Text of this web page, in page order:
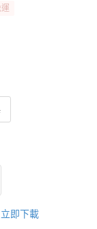
立即下載